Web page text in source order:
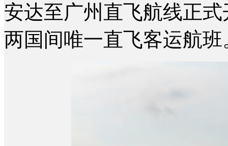
安达至广州直飞航线正
两国间唯一直飞客运航班